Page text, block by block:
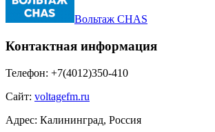
Вольтаж CHAS
Контактная информация
Телефон: +7(4012)350-410
Сайт: voltagefm.ru
Адрес: Калининград, Россия